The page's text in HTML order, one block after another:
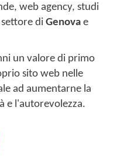
web agency, studi
settore diGenova e
un valore di primo
sito web nelle
ad aumentarne la
e l'autorevolezza.